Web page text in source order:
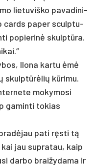
lie­tu­viš­ko pa­va­di­ni­
cards pa­per sculp­tu­
po­pie­rinė skulptū­ra.
Ilo­na kar­tu ėmė
skulptūrė­lių kūri­mu.
mo­ky­mo­si
ga­min­ti to­kias
pa­ti ręsti tą
jau su­pra­tau, kaip
dar­bo brai­žy­da­ma ir